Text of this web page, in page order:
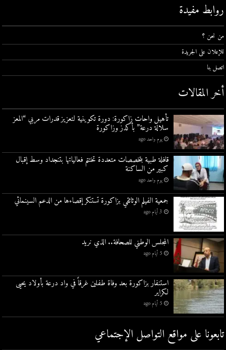
روابط مفيدة
من نحن ؟
للإعلان على الجريدة
اتصل بنا
أخر المقالات
تأهيل واحات زاكورة: دورة تكوينية لتعزيز قدرات مربي “المعز
سلالة درعة” بأكدز وزاكورة
يوم واحد ago
قافلة طبية بتخصصات متعددة تختتم فعالياتها بتنجداد وسط إقبال
كبير من الساكنة
يوم واحد ago
جمعية الفيلم الوثائقي بزاكورة تستنكر إقصاءها من الدعم السينمائي
3 أيام ago
المجلس الوطني للصحافة.. الذي نريد
5 أيام ago
استنفار بزاكورة بعد وفاة طفلين غرقاً في واد درعة بأولاد يحيى
لكراير
5 أيام ago
تابعونا على مواقع التواصل اﻹجتماعي